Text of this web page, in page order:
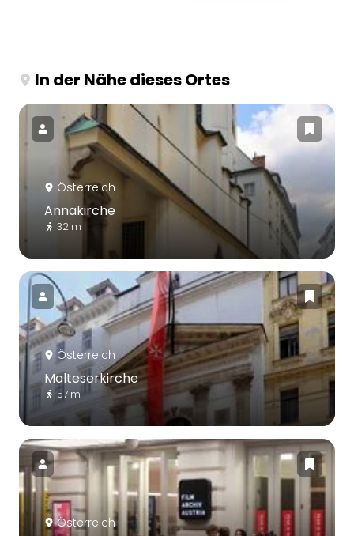
In der Nähe dieses Ortes
Österreich
Annakirche
32 m
Österreich
Malteserkirche
57 m
Österreich